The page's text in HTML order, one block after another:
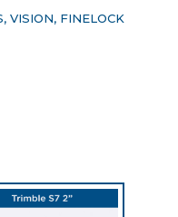
VISION, FINELOCK